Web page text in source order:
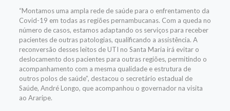
“Montamos uma ampla rede de saúde para o enfrentamento da
Covid-19 em todas as regiões pernambucanas. Com a queda no
número de casos, estamos adaptando os serviços para receber
pacientes de outras patologias, qualificando a assistência. A
reconversão desses leitos de UTI no Santa Maria irá evitar o
deslocamento dos pacientes para outras regiões, permitindo o
acompanhamento com a mesma qualidade e estrutura de
outros polos de saúde”, destacou o secretário estadual de
Saúde, André Longo, que acompanhou o governador na visita
ao Araripe.